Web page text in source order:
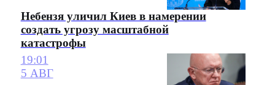
Небензя уличил Киев в намерении
создать угрозу масштабной
катастрофы
19:01
5 АВГ